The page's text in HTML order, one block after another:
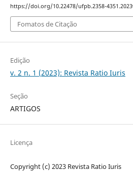
https://doi.org/10.22478/ufpb.2358-
Fomatos de Citação
Edição
v. 2 n. 1 (2023): Revista Ratio Iuris
Seção
ARTIGOS
Licença
Copyright (c) 2023 Revista Ratio Iuris